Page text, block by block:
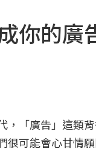
你的廣
，「廣告」這類
很可能會心甘情